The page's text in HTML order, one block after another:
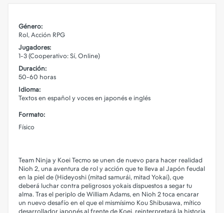
Género:
Rol, Acción RPG
Jugadores:
1-3 (Cooperativo: Sí, Online)
Duración:
50-60 horas
Idioma:
Textos en español y voces en japonés e inglés
Formato:
Físico
Team Ninja y Koei Tecmo se unen de nuevo para hacer realidad
Nioh 2, una aventura de rol y acción que te lleva al Japón feudal
en la piel de (Hideyoshi (mitad samurái, mitad Yokai), que
deberá luchar contra peligrosos yokais dispuestos a segar tu
alma. Tras el periplo de William Adams, en Nioh 2 toca encarar
un nuevo desafío en el que el mismísimo Kou Shibusawa, mítico
desarrollador japonés al frente de Koei, reinterpretará la historia